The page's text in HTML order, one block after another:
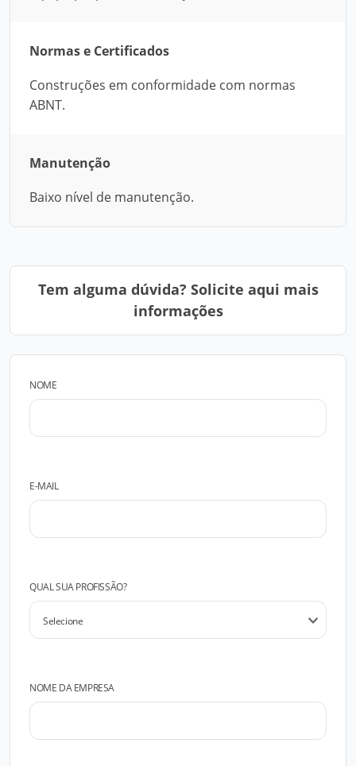
Normas e Certificados
Construções em conformidade com normas
ABNT.
Manutenção
Baixo nível de manutenção.
Tem alguma dúvida? Solicite aqui mais
informações
NOME
E-MAIL
QUAL SUA PROFISSÃO?
NOME DA EMPRESA